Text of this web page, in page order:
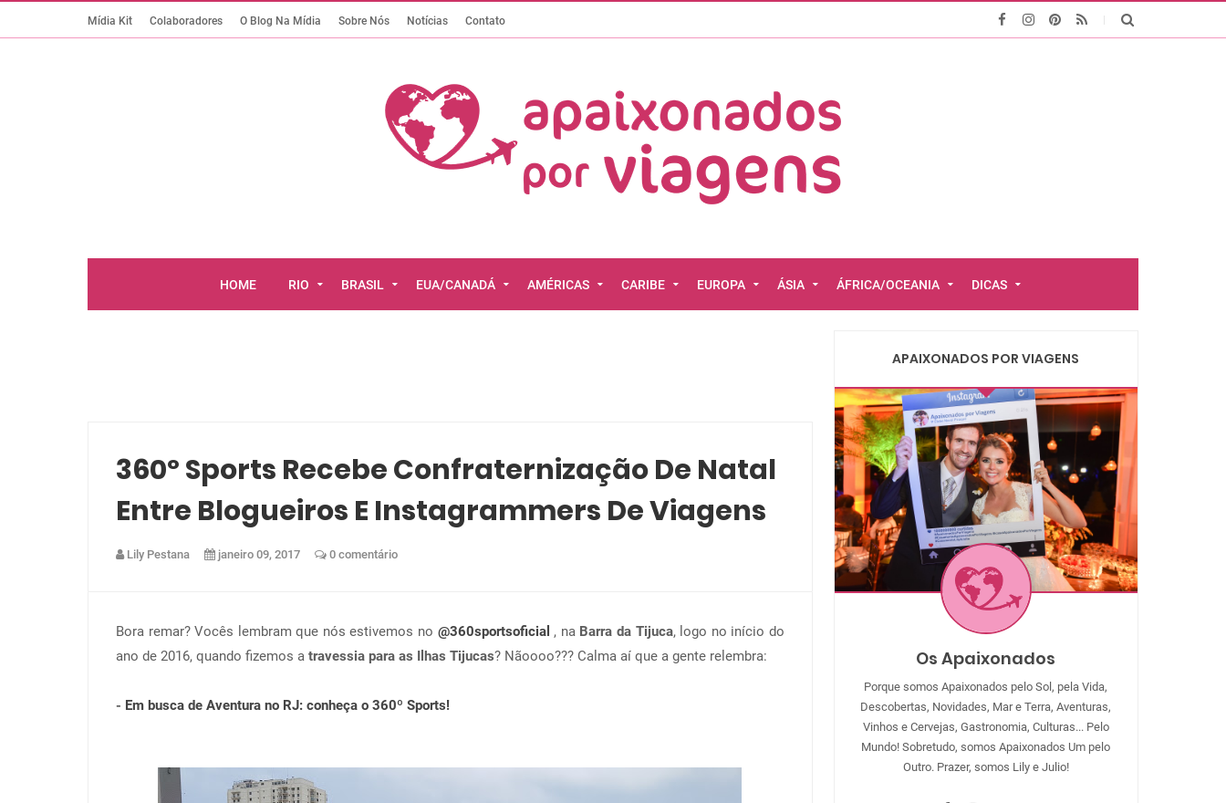
Mídia Kit Colaboradores O Blog Na Mídia Sobre Nós Notícias Contato
HOME RIO BRASIL EUA/CANADÁ AMÉRICAS CARIBE EUROPA ÁSIA ÁFRICA/OCEANIA DICAS
360º Sports Recebe Confraternização De Natal
Entre Blogueiros E Instagrammers De Viagens
Lily Pestana janeiro 09, 2017 0 comentário
Bora remar? Vocês lembram que nós estivemos no @360sportsoficial , na Barra da Tijuca, logo no início do
ano de 2016, quando fizemos a travessia para as Ilhas Tijucas? Nãoooo??? Calma aí que a gente relembra:
- Em busca de Aventura no RJ: conheça o 360º Sports!
APAIXONADOS POR VIAGENS
Os Apaixonados
Porque somos Apaixonados pelo Sol, pela Vida,
Descobertas, Novidades, Mar e Terra, Aventuras,
Vinhos e Cervejas, Gastronomia, Culturas... Pelo
Mundo! Sobretudo, somos Apaixonados Um pelo
Outro. Prazer, somos Lily e Julio!